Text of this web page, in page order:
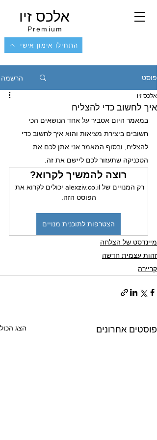
אלכס זיו
Premium
התחילו אימון אישי
פוסט הרשמה
איך לחשוב כדי להצליח
אלכס זיו
במאמר היום אסביר על אחד הנושאים הכי
חשובים ביצירת מציאות והוא איך לחשוב כדי
להצליח, ובסוף המאמר אני אתן לכם את
הטכניקה שתעזור לכם ליישם את זה.
רוצה להמשיך לקרוא?
רק המנויים של alexziv.co.il יכולים לקרוא את
הפוסט הזה.
הצטרפות לתוכנית מנויים
מיינדסט של הצלחה
זהות עצמית חדשה
קריירה
פוסטים אחרונים הצג הכול